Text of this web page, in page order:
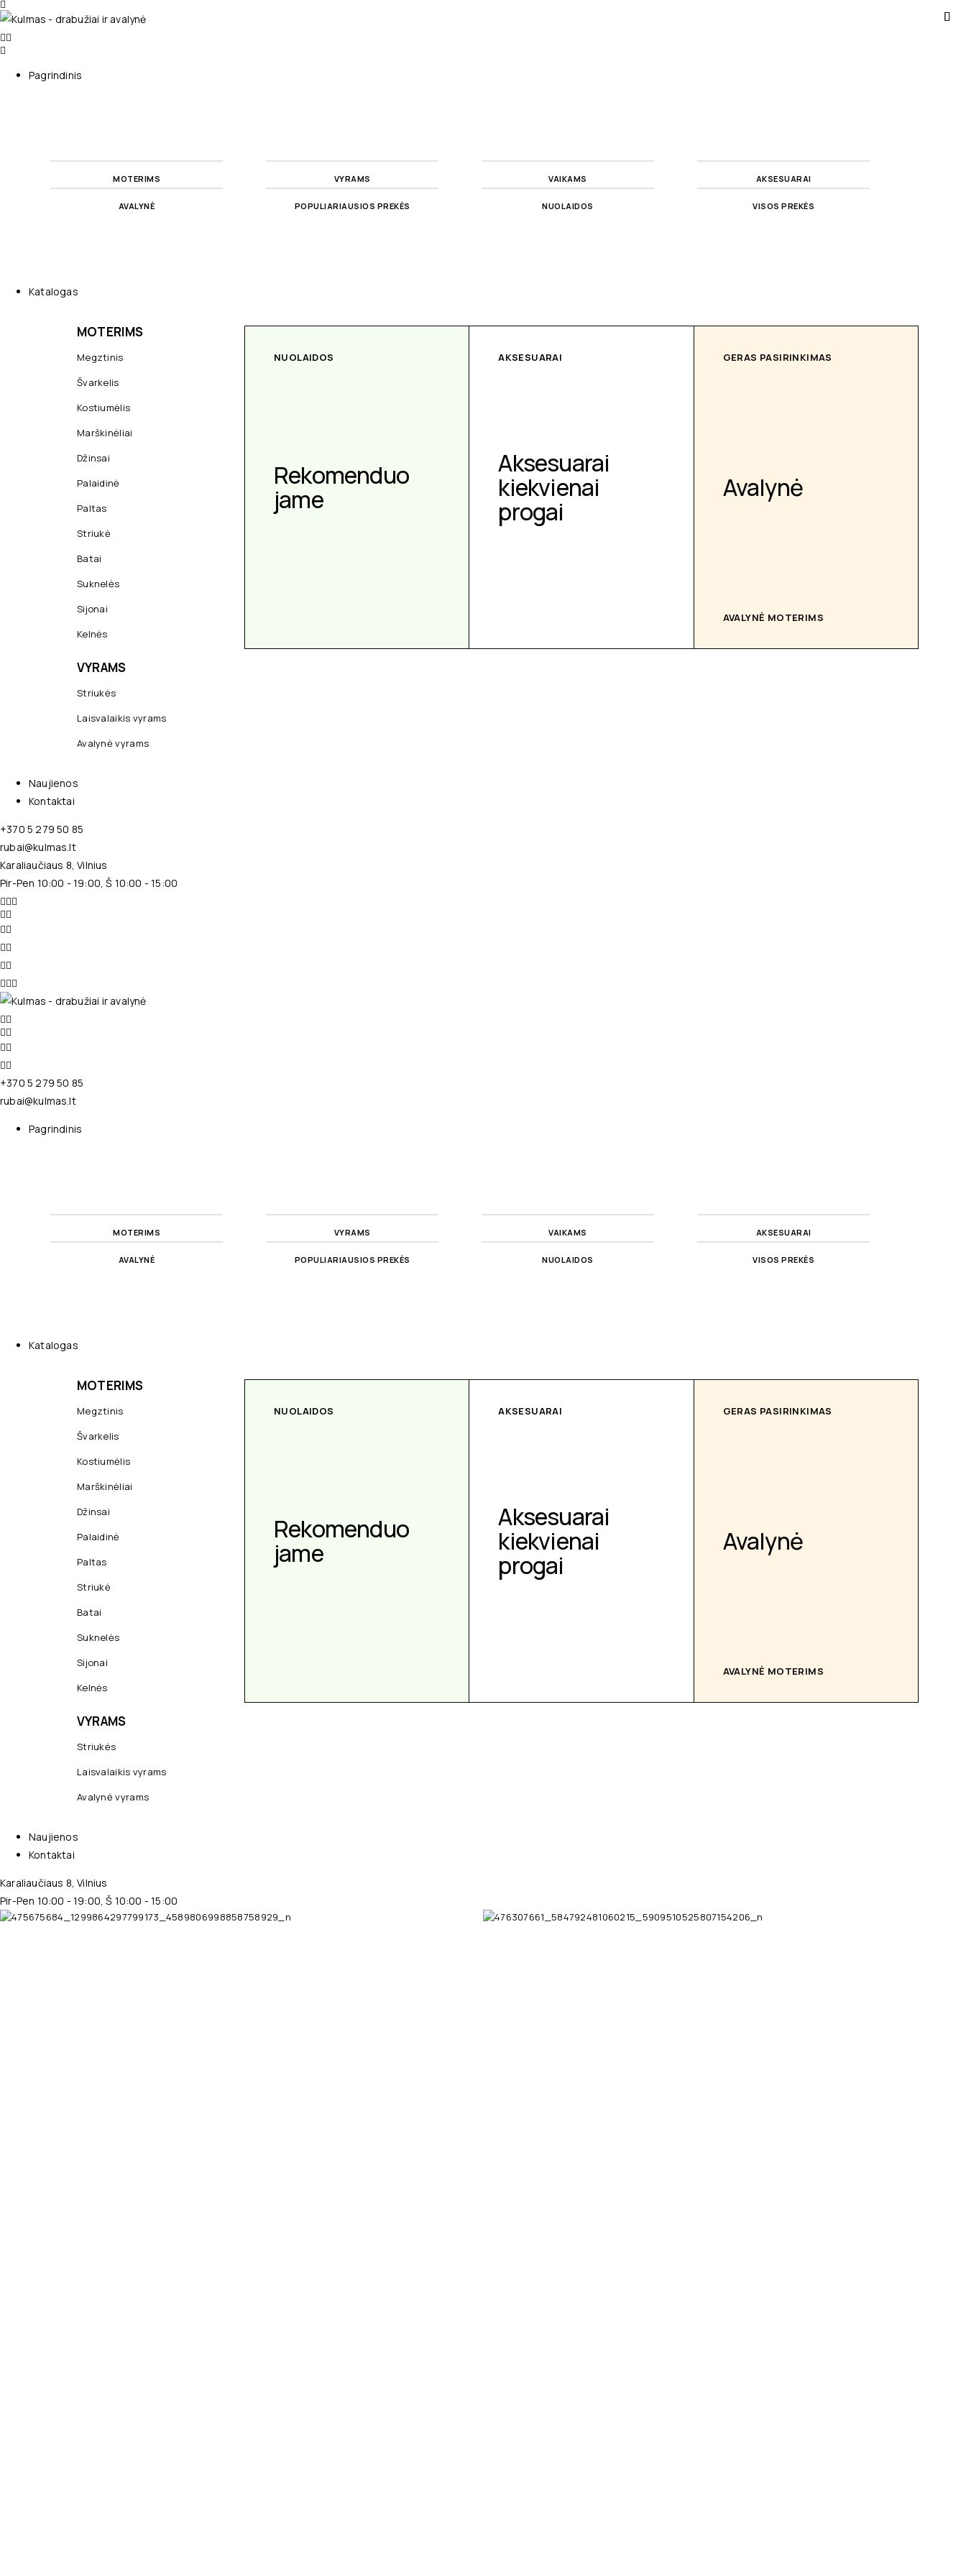
Pagrindinis
MOTERIMS VYRAMS VAIKAMS AKSESUARAI
AVALYNĖ POPULIARIAUSIOS PREKĖS NUOLAIDOS VISOS PREKĖS
Katalogas
MOTERIMS
Megztinis
Švarkelis
Kostiumėlis
Marškinėliai
Džinsai
Palaidinė
Paltas
Striukė
Batai
Suknelės
Sijonai
Kelnės
VYRAMS
Striukės
Laisvalaikis vyrams
Avalynė vyrams
NUOLAIDOS
Rekomenduo
jame
AKSESUARAI
Aksesuarai
kiekvienai
progai
GERAS PASIRINKIMAS
Avalynė
AVALYNĖ MOTERIMS
Naujienos
Kontaktai
+370 5 279 50 85
rubai@kulmas.lt
Karaliaučiaus 8, Vilnius
Pir-Pen 10:00 - 19:00, Š 10:00 - 15:00
+370 5 279 50 85
rubai@kulmas.lt
Pagrindinis
MOTERIMS VYRAMS VAIKAMS AKSESUARAI
AVALYNĖ POPULIARIAUSIOS PREKĖS NUOLAIDOS VISOS PREKĖS
Katalogas
MOTERIMS
Megztinis
Švarkelis
Kostiumėlis
Marškinėliai
Džinsai
Palaidinė
Paltas
Striukė
Batai
Suknelės
Sijonai
Kelnės
VYRAMS
Striukės
Laisvalaikis vyrams
Avalynė vyrams
NUOLAIDOS
Rekomenduo
jame
AKSESUARAI
Aksesuarai
kiekvienai
progai
GERAS PASIRINKIMAS
Avalynė
AVALYNĖ MOTERIMS
Naujienos
Kontaktai
Karaliaučiaus 8, Vilnius
Pir-Pen 10:00 - 19:00, Š 10:00 - 15:00